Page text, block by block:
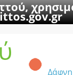
Δάφνη